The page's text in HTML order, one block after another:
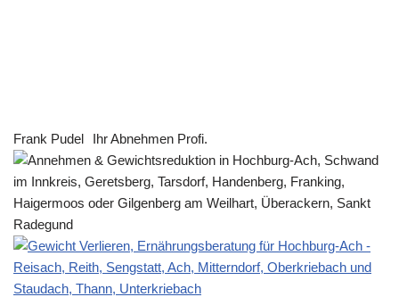
Frank Pudel Ihr Abnehmen Profi.